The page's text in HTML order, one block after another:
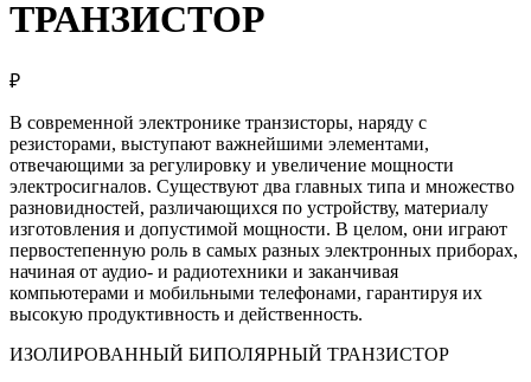
ТРАНЗИСТОР
₽
В современной электронике транзисторы, наряду с
резисторами, выступают важнейшими элементами,
отвечающими за регулировку и увеличение мощности
электросигналов. Существуют два главных типа и множество
разновидностей, различающихся по устройству, материалу
изготовления и допустимой мощности. В целом, они играют
первостепенную роль в самых разных электронных приборах,
начиная от аудио- и радиотехники и заканчивая
компьютерами и мобильными телефонами, гарантируя их
высокую продуктивность и действенность.
ИЗОЛИРОВАННЫЙ БИПОЛЯРНЫЙ ТРАНЗИСТОР